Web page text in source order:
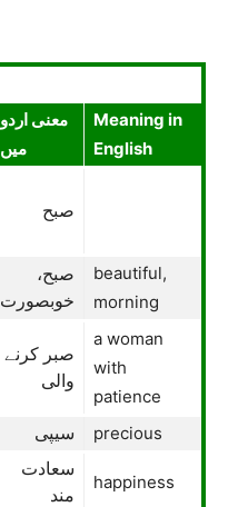
معنی اردو
میں
Meaning in
English
صبح
صبح،
خوبصورت
beautiful,
morning
صبر کرنے
والی
a woman
with
patience
سیپی precious
سعادت
مند
happiness